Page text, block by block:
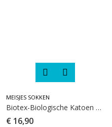
MEISJES SOKKEN
Biotex-Biologische Katoen Baby Legging’s-3 paar
€ 16,90